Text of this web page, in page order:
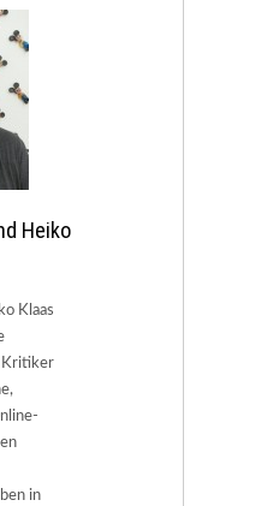
Heiko
Klaas
Kritiker
in